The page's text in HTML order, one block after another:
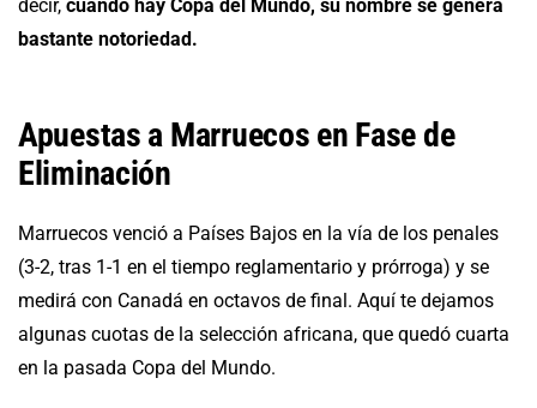
decir, cuando hay Copa del Mundo, su nombre se genera
bastante notoriedad.
Apuestas a Marruecos en Fase de
Eliminación
Marruecos venció a Países Bajos en la vía de los penales
(3-2, tras 1-1 en el tiempo reglamentario y prórroga) y se
medirá con Canadá en octavos de final. Aquí te dejamos
algunas cuotas de la selección africana, que quedó cuarta
en la pasada Copa del Mundo.